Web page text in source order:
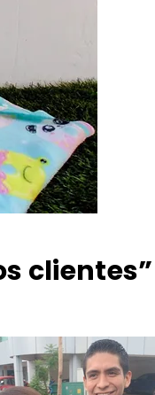
clientes”